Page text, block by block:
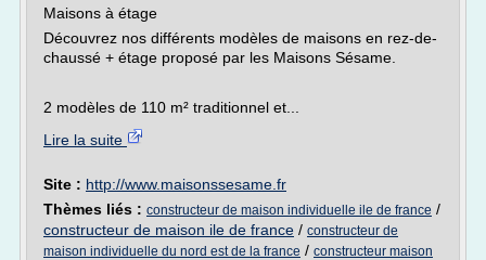
Maisons à étage
Découvrez nos différents modèles de maisons en rez-de-
chaussé + étage proposé par les Maisons Sésame.
2 modèles de 110 m² traditionnel et...
Lire la suite
Site : http://www.maisonssesame.fr
Thèmes liés : constructeur de maison individuelle ile de france /
constructeur de maison ile de france / constructeur de
maison individuelle du nord est de la france / constructeur maison